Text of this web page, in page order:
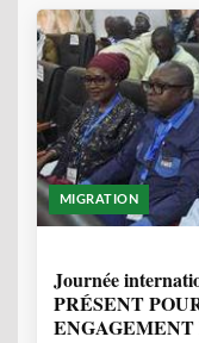
MIGRATION
Journée
PRÉSENT